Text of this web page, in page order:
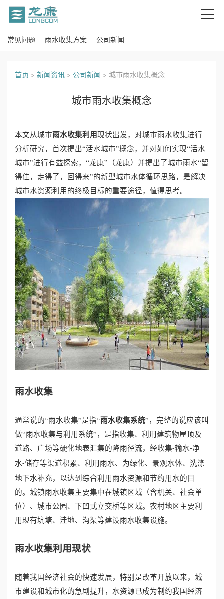
首
关
产
品
中
心
工
程
案
例
新
讯
荣
常见问题 雨水收集方案 公司新闻
首页 > 新闻资讯 > 公司新闻 > 城市雨水收集概念
城市雨水收集概念
本文从城市雨水收集利用现状出发，对城市雨水收集进行
分析研究，首次提出“活水城市”概念，并对如何实现“活水
城市”进行有益探索，“龙康”（龙康）并提出了城市雨水“留
得住，走得了，回得来”的新型城市水体循环思路，是解决
城市水资源利用的终极目标的重要途径，值得思考。
雨水收集
通常说的“雨水收集”是指“雨水收集系统”，完整的说应该叫
做“雨水收集与利用系统”，是指收集、利用建筑物屋顶及
道路、广场等硬化地表汇集的降雨径流，经收集-输水-净
水-储存等渠道积累、利用雨水、为绿化、景观水体、洗涤
地下水补充，以达到综合利用雨水资源和节约用水的目
的。城镇雨水收集主要集中在城镇区域（含机关、社会单
位）、城市公园、下凹式立交桥等区域。农村地区主要利
用现有坑塘、洼地、沟渠等建设雨水收集设施。
雨水收集利用现状
随着我国经济社会的快速发展，特别是改革开放以来，城
市建设和城市化的急剧提升，水资源已成为制约我国经济